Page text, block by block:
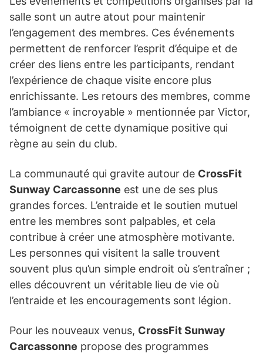
salle sont un autre atout pour maintenir
l’engagement des membres. Ces événements
permettent de renforcer l’esprit d’équipe et de
créer des liens entre les participants, rendant
l’expérience de chaque visite encore plus
enrichissante. Les retours des membres, comme
l’ambiance « incroyable » mentionnée par Victor,
témoignent de cette dynamique positive qui
règne au sein du club.
La communauté qui gravite autour de CrossFit
Sunway Carcassonne est une de ses plus
grandes forces. L’entraide et le soutien mutuel
entre les membres sont palpables, et cela
contribue à créer une atmosphère motivante.
Les personnes qui visitent la salle trouvent
souvent plus qu’un simple endroit où s’entraîner ;
elles découvrent un véritable lieu de vie où
l’entraide et les encouragements sont légion.
Pour les nouveaux venus, CrossFit Sunway
Carcassonne propose des programmes